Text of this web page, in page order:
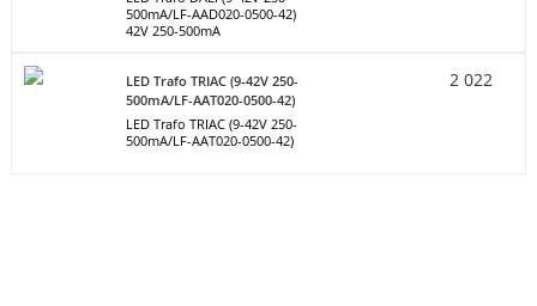
500mA/LF-AAD020-0500-42)
42V 250-500mA
LED Trafo TRIAC (9-42V 250-
500mA/LF-AAT020-0500-42)
LED Trafo TRIAC (9-42V 250-
500mA/LF-AAT020-0500-42)
2 022